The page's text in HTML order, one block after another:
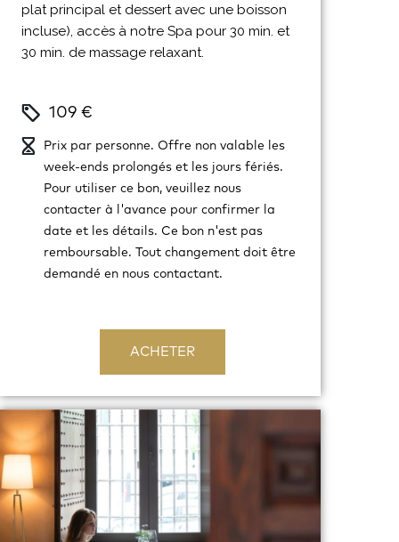
plat principal et dessert avec une boisson
incluse), accès à notre Spa pour 30 min. et
30 min. de massage relaxant.
109 €
Prix par personne. Offre non valable les
week-ends prolongés et les jours fériés.
Pour utiliser ce bon, veuillez nous
contacter à l'avance pour confirmer la
date et les détails. Ce bon n'est pas
remboursable. Tout changement doit être
demandé en nous contactant.
ACHETER